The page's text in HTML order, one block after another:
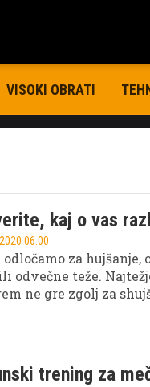
VISOKI OBRATI
kaj o vas
06.00
odločamo za
odvečne teže.
ne gre zgolj za
trening za